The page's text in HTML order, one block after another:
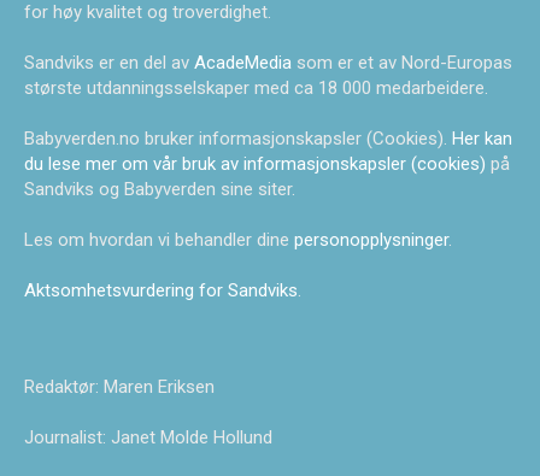
for høy kvalitet og troverdighet.
Sandviks er en del av AcadeMedia som er et av Nord-Europas
største utdanningsselskaper med ca 18 000 medarbeidere.
Babyverden.no bruker informasjonskapsler (Cookies). Her kan
du lese mer om vår bruk av informasjonskapsler (cookies) på
Sandviks og Babyverden sine siter.
Les om hvordan vi behandler dine personopplysninger.
Aktsomhetsvurdering for Sandviks.
Redaktør: Maren Eriksen
Journalist: Janet Molde Hollund